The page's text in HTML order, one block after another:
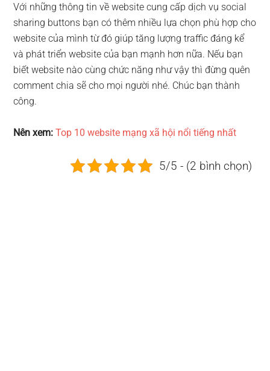
Với những thông tin về website cung cấp dịch vụ social
sharing buttons bạn có thêm nhiều lựa chọn phù hợp cho
website của mình từ đó giúp tăng lượng traffic đáng kể
và phát triển website của bạn mạnh hơn nữa. Nếu bạn
biết website nào cùng chức năng như vậy thì đừng quên
comment chia sẽ cho mọi người nhé. Chúc bạn thành
công.
Nên xem:Top 10 website mạng xã hội nổi tiếng nhất
5/5 - (2 bình chọn)